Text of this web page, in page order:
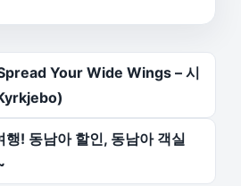
Your Wide Wings – 시
! 동남아 할인, 동남아 객실